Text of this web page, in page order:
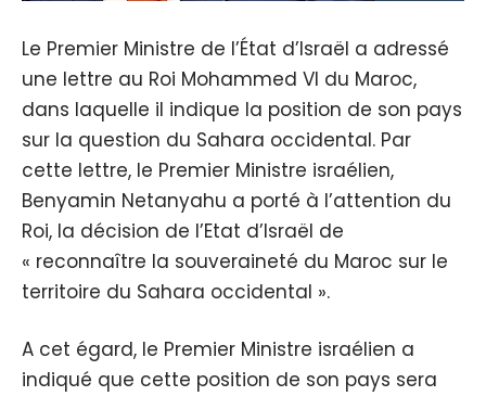
Le Premier Ministre de l’État d’Israël a adressé
une lettre au Roi Mohammed VI du Maroc,
dans laquelle il indique la position de son pays
sur la question du Sahara occidental. Par
cette lettre, le Premier Ministre israélien,
Benyamin Netanyahu a porté à l’attention du
Roi, la décision de l’Etat d’Israël de
« reconnaître la souveraineté du Maroc sur le
territoire du Sahara occidental ».
A cet égard, le Premier Ministre israélien a
indiqué que cette position de son pays sera